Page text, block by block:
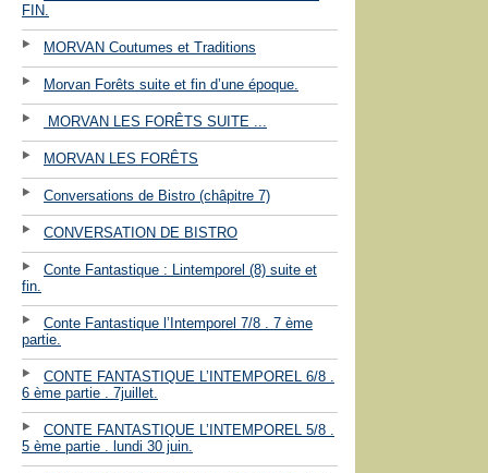
FIN.
MORVAN Coutumes et Traditions
Morvan Forêts suite et fin d’une époque.
MORVAN LES FORÊTS SUITE ...
MORVAN LES FORÊTS
Conversations de Bistro (châpitre 7)
CONVERSATION DE BISTRO
Conte Fantastique : Lintemporel (8) suite et
fin.
Conte Fantastique l’Intemporel 7/8 . 7 ème
partie.
CONTE FANTASTIQUE L’INTEMPOREL 6/8 .
6 ème partie . 7juillet.
CONTE FANTASTIQUE L’INTEMPOREL 5/8 .
5 ème partie . lundi 30 juin.